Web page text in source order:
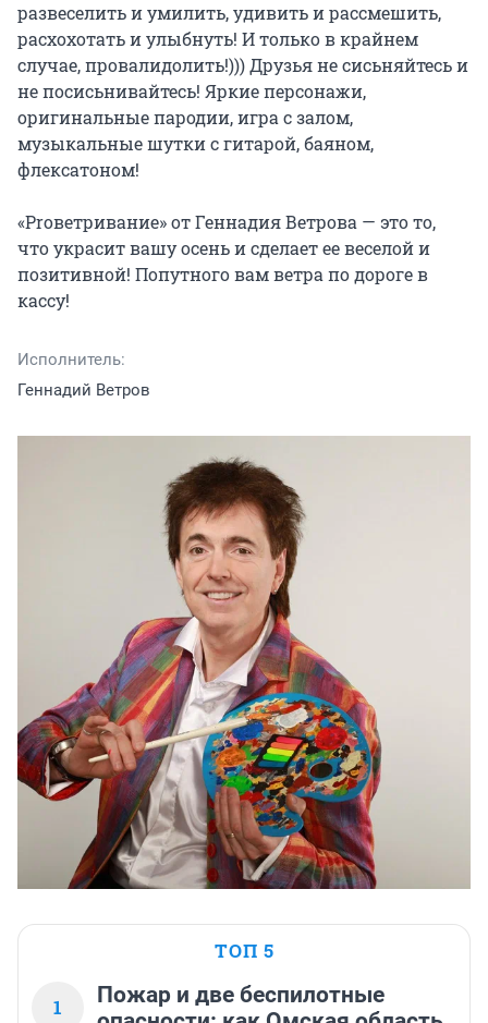
развеселить и умилить, удивить и рассмешить,
расхохотать и улыбнуть! И только в крайнем
случае, провалидолить!))) Друзья не сисьняйтесь и
не посисьнивайтесь! Яркие персонажи,
оригинальные пародии, игра с залом,
музыкальные шутки с гитарой, баяном,
флексатоном!
«Proветривание» от Геннадия Ветрова — это то,
что украсит вашу осень и сделает ее веселой и
позитивной! Попутного вам ветра по дороге в
кассу!
Исполнитель:
Геннадий Ветров
ТОП 5
1
Пожар и две беспилотные